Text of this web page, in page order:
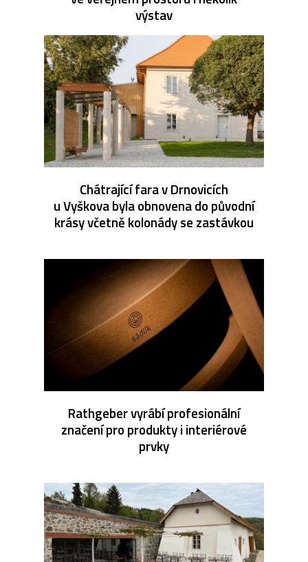
výstav
Chátrající fara v Drnovicích
u Vyškova byla obnovena do původní
krásy včetně kolonády se zastávkou
Rathgeber vyrábí profesionální
značení pro produkty i interiérové
prvky